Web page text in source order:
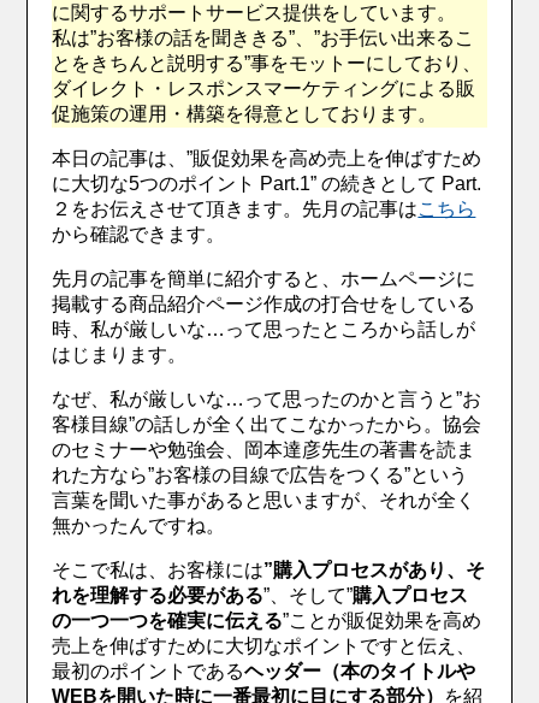
に関するサポートサービス提供をしています。
私は”お客様の話を聞ききる”、”お手伝い出来るこ
とをきちんと説明する”事をモットーにしており、
ダイレクト・レスポンスマーケティングによる販
促施策の運用・構築を得意としております。
本日の記事は、”販促効果を高め売上を伸ばすため
に大切な5つのポイント Part.1” の続きとして Part.
２をお伝えさせて頂きます。先月の記事はこちら
から確認できます。
先月の記事を簡単に紹介すると、ホームページに
掲載する商品紹介ページ作成の打合せをしている
時、私が厳しいな…って思ったところから話しが
はじまります。
なぜ、私が厳しいな…って思ったのかと言うと”お
客様目線”の話しが全く出てこなかったから。協会
のセミナーや勉強会、岡本達彦先生の著書を読ま
れた方なら”お客様の目線で広告をつくる”という
言葉を聞いた事があると思いますが、それが全く
無かったんですね。
そこで私は、お客様には”購入プロセスがあり、そ
れを理解する必要がある”、そして”購入プロセス
の一つ一つを確実に伝える”ことが販促効果を高め
売上を伸ばすために大切なポイントですと伝え、
最初のポイントであるヘッダー（本のタイトルや
WEBを開いた時に一番最初に目にする部分） を紹